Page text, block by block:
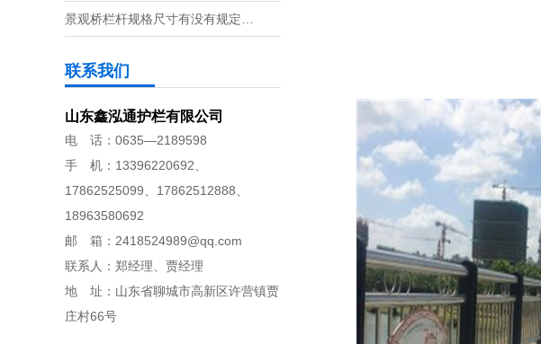
景观桥栏杆规格尺寸有没有规定…
联系我们
山东鑫泓通护栏有限公司
电 话：0635—2189598
手 机：13396220692、
17862525099、17862512888、
18963580692
邮 箱：2418524989@qq.com
联系人：郑经理、贾经理
地 址：山东省聊城市高新区许营镇贾
庄村66号